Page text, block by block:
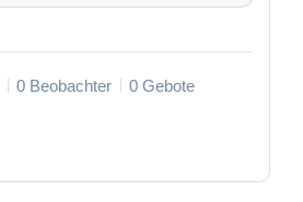
0 Beobachter 0 Gebote